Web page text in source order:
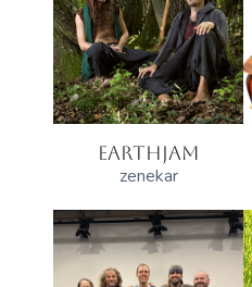
EARTHJAM
zenekar